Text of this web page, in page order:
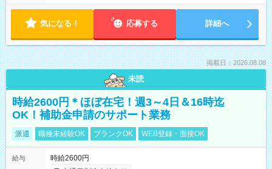
気になる！ 応募する 詳細へ
掲載日：2026.08.08
未読
時給2600円＊ほぼ在宅！週3～4日＆16時迄
OK！補助金申請のサポート業務
派遣 職種未経験OK ブランクOK WEB登録・面接OK
給与
時給2600円